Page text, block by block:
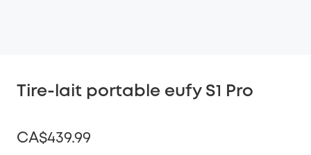
Tire-lait portable eufy S1 Pro
CA$439.99